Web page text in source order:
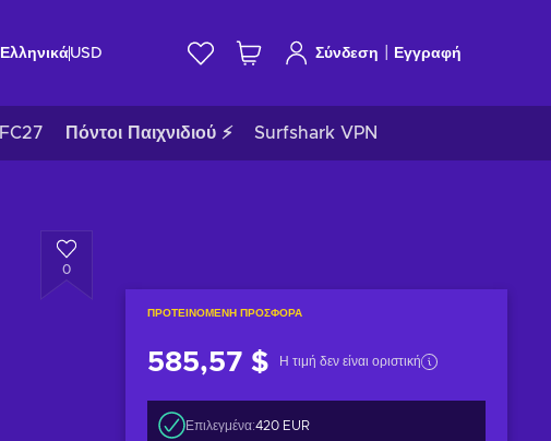
ΕλληνικάUSD Σύνδεση Εγγραφή
FC27 Πόντοι Παιχνιδιού ⚡ Surfshark VPN
0
ΠΡΟΤΕΙΝΌΜΕΝΗ ΠΡΟΣΦΟΡΆ
585,57 $ Η τιμή δεν είναι οριστική
Επιλεγμένα:420 EUR